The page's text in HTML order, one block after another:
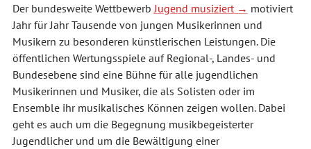
Der bundesweite Wettbewerb Jugend musiziert
motiviert
Jahr für Jahr Tausende von jungen Musikerinnen und
Musikern zu besonderen künstlerischen Leistungen. Die
öffentlichen Wertungsspiele auf Regional-, Landes- und
Bundesebene sind eine Bühne für alle jugendlichen
Musikerinnen und Musiker, die als Solisten oder im
Ensemble ihr musikalisches Können zeigen wollen. Dabei
geht es auch um die Begegnung musikbegeisterter
Jugendlicher und um die Bewältigung einer